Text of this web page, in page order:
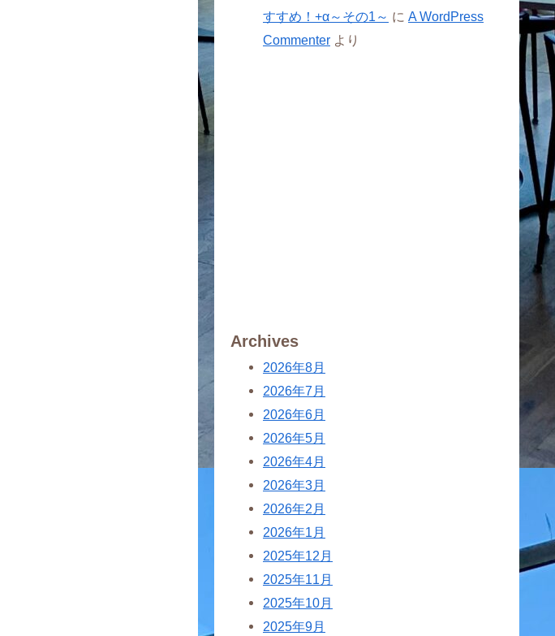
すすめ！+α～その1～ に A WordPress
Commenter より
Archives
2026年8月
2026年7月
2026年6月
2026年5月
2026年4月
2026年3月
2026年2月
2026年1月
2025年12月
2025年11月
2025年10月
2025年9月